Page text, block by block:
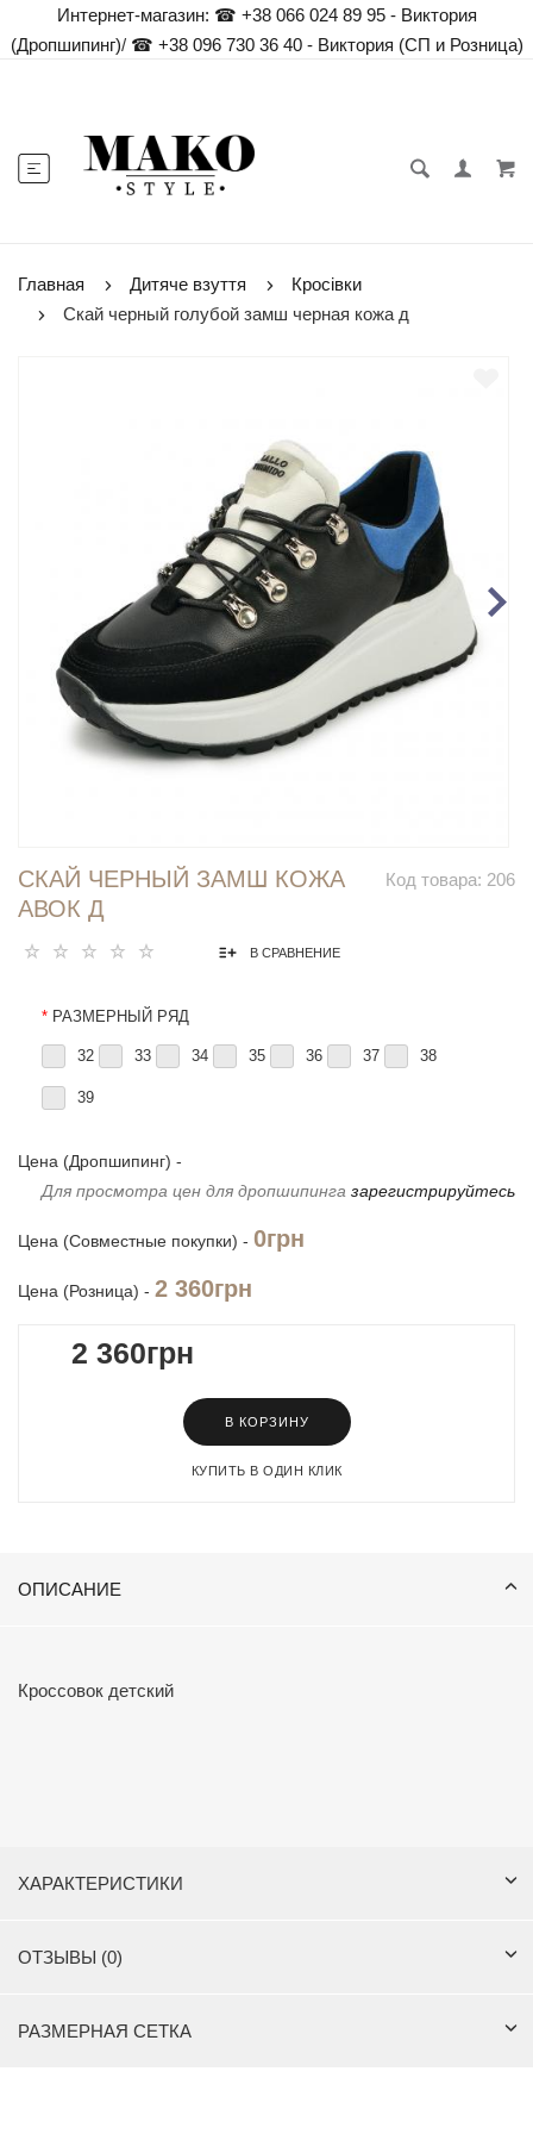
Интернет-магазин: ☎ +38 066 024 89 95 - Виктория
(Дропшипинг)/☎ +38 096 730 36 40 - Виктория (СП и Розница)
Главная Дитяче взуття
Кросівки
Скай черный голубой замш черная кожа д
Код товара: 206
СКАЙ ЧЕРНЫЙ ЗАМШ КОЖА
АВОК Д
В СРАВНЕНИЕ
* РАЗМЕРНЫЙ РЯД
32 33 34 35 36 37 38
39
Цена (Дропшипинг) -
Для просмотра цен для дропшипинга зарегистрируйтесь
Цена (Совместные покупки) - 0грн
Цена (Розница) - 2 360грн
2 360грн
В КОРЗИНУ
КУПИТЬ В ОДИН КЛИК
ОПИСАНИЕ
Кроссовок детский
ХАРАКТЕРИСТИКИ
ОТЗЫВЫ (0)
РАЗМЕРНАЯ СЕТКА